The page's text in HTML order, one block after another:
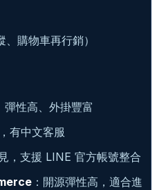
購物車再行銷）
性高、外掛豐富
有中文客服
，支援 LINE 官方帳號整合
：開源彈性高，適合進